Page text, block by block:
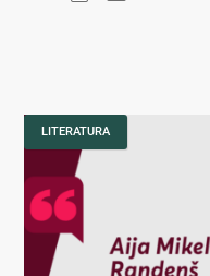
LITERATURA